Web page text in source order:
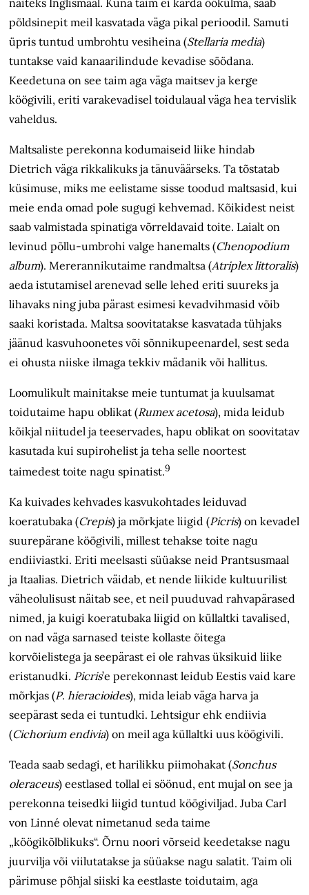
põldsinepit meil kasvatada väga pikal perioodil. Samuti
üpris tuntud umbrohtu vesiheina (Stellaria media)
tuntakse vaid kanaarilindude kevadise söödana.
Keedetuna on see taim aga väga maitsev ja kerge
köögivili, eriti varakevadisel toidulaual väga hea tervislik
vaheldus.
Maltsaliste perekonna kodumaiseid liike hindab
Dietrich väga rikkalikuks ja tänuväärseks. Ta tõstatab
küsimuse, miks me eelistame sisse toodud maltsasid, kui
meie enda omad pole sugugi kehvemad. Kõikidest neist
saab valmistada spinatiga võrreldavaid toite. Laialt on
levinud põllu-umbrohi valge hanemalts (Chenopodium
album). Mererannikutaime randmaltsa (Atriplex littoralis)
aeda istutamisel arenevad selle lehed eriti suureks ja
lihavaks ning juba pärast esimesi kevadvihmasid võib
saaki koristada. Maltsa soovitatakse kasvatada tühjaks
jäänud kasvuhoonetes või sõnnikupeenardel, sest seda
ei ohusta niiske ilmaga tekkiv mädanik või hallitus.
Loomulikult mainitakse meie tuntumat ja kuulsamat
toidutaime hapu oblikat (Rumex acetosa), mida leidub
kõikjal niitudel ja teeservades, hapu oblikat on soovitatav
kasutada kui supirohelist ja teha selle noortest
taimedest toite nagu spinatist.9
Ka kuivades kehvades kasvukohtades leiduvad
koeratubaka (Crepis) ja mõrkjate liigid (Picris) on kevadel
suure­pärane köögivili, millest tehakse toite nagu
endiiviastki. Eriti meelsasti süüakse neid Prantsusmaal
ja Itaalias. Dietrich väidab, et nende liikide kultuuri­list
väheolulisust näitab see, et neil puuduvad rahvapärased
nimed, ja kuigi koeratubaka liigid on küllaltki tavalised,
on nad väga sarnased teiste kollaste õitega
korvõielistega ja seepärast ei ole rahvas üksikuid liike
eristanudki. Picris’e perekonnast leidub Eestis vaid kare
mõrkjas (P.hieracioides), mida leiab väga harva ja
seepärast seda ei tuntudki. Lehtsigur ehk endiivia
(Cichorium endivia) on meil aga küllaltki uus köögivili.
Teada saab sedagi, et harilikku piim­ohakat (Sonchus
oleraceus) eestlased tollal ei söönud, ent mujal on see ja
perekonna teisedki liigid tuntud köögiviljad. Juba Carl
von Linné olevat nimetanud seda taime
„köögikõlblikuks“. Õrnu noori võrseid keedetakse nagu
juurvilja või viilutatakse ja süüakse nagu salatit. Taim oli
pärimuse põhjal siiski ka eestlaste toidutaim, aga